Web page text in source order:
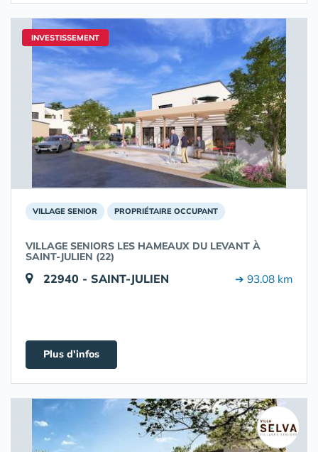
INVESTISSEMENT
VILLAGE SENIOR PROPRIÉTAIRE OCCUPANT
VILLAGE SENIORS LES HAMEAUX DU LEVANT À
SAINT-JULIEN (22)
22940 - SAINT-JULIEN ➔ 93.08 km
Plus d'infos